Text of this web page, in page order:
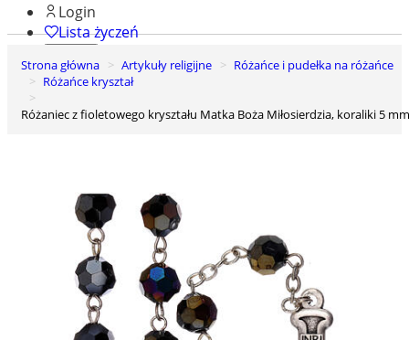
Login
Lista życzeń
0
Koszyk
Strona główna Artykuły religijne
Różańce i pudełka na różańce
Różańce kryształ
Różaniec z fioletowego kryształu Matka Boża Miłosierdzia, koraliki 5 mm